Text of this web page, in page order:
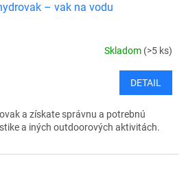
– vak na vodu
Skladom (>5 ks)
DETAIL
a získate správnu a potrebnú
a iných outdoorových aktivitách.